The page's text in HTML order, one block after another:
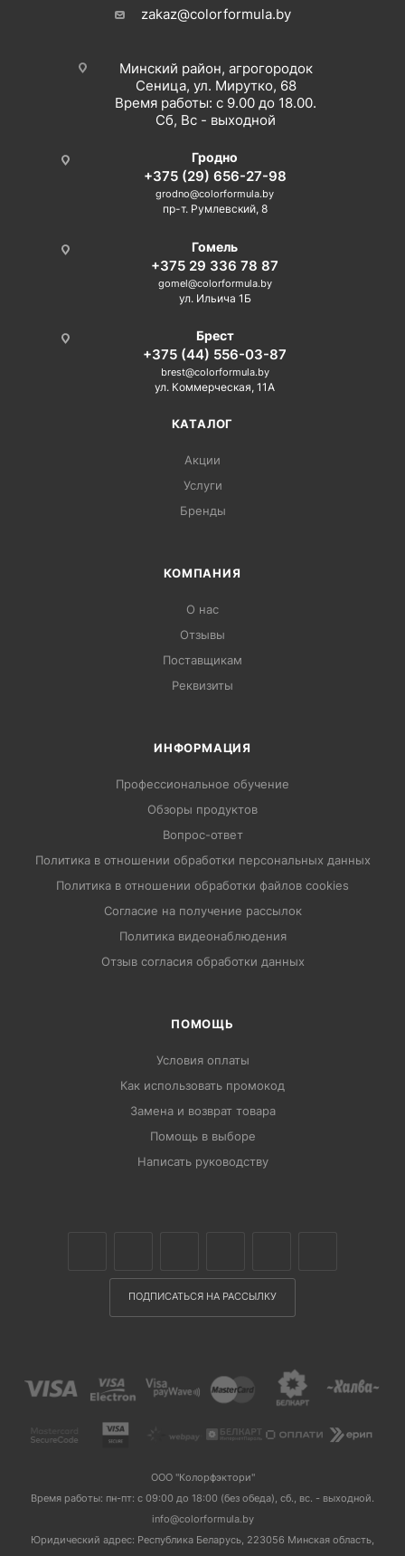
zakaz@colorformula.by
Минский район, агрогородок
Сеница, ул. Мирутко, 68
Время работы: с 9.00 до 18.00.
Сб, Вс - выходной
Гродно
+375 (29) 656-27-98
grodno@colorformula.by
пр-т. Румлевский, 8
Гомель
+375 29 336 78 87
gomel@colorformula.by
ул. Ильича 1Б
Брест
+375 (44) 556-03-87
brest@colorformula.by
ул. Коммерческая, 11А
КАТАЛОГ
Акции
Услуги
Бренды
КОМПАНИЯ
О нас
Отзывы
Поставщикам
Реквизиты
ИНФОРМАЦИЯ
Профессиональное обучение
Обзоры продуктов
Вопрос-ответ
Политика в отношении обработки персональных данных
Политика в отношении обработки файлов cookies
Согласие на получение рассылок
Политика видеонаблюдения
Отзыв согласия обработки данных
ПОМОЩЬ
Условия оплаты
Как использовать промокод
Замена и возврат товара
Помощь в выборе
Написать руководству
ПОДПИСАТЬСЯ НА РАССЫЛКУ
ООО "Колорфэктори"
Время работы: пн-пт: с 09:00 до 18:00 (без обеда), сб., вс. - выходной.
info@colorformula.by
Юридический адрес: Республика Беларусь, 223056 Минская область,